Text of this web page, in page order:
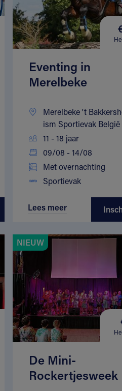
Eventing in
Merelbeke
Merelbeke 't
ism Sportievak België
11 - 18 jaar
09/08 - 14/08
Met overnachting
Sportievak
Lees meer
NIEUW
De Mini-
Rockertjesweek